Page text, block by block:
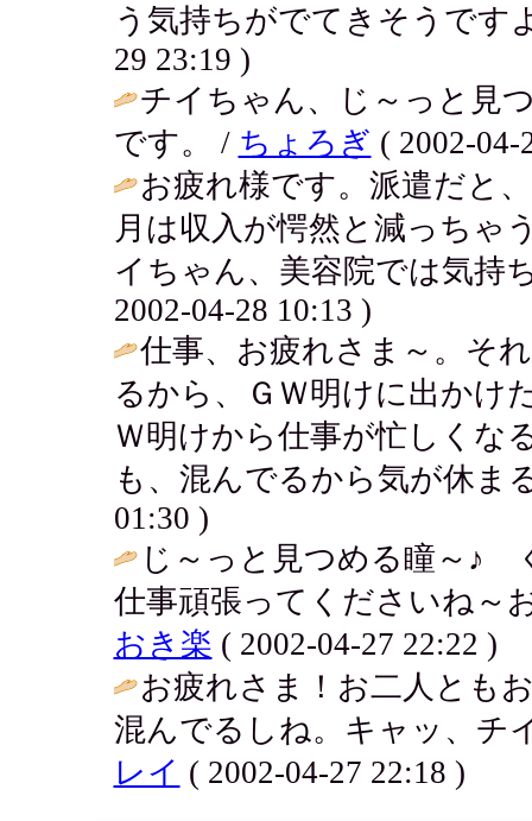
う気持ちがでてきそうです
29 23:19 )
チイちゃん、じ～っと見
です。 / ちょろぎ ( 2002-04-
お疲れ様です。派遣だと
月は収入が愕然と減っちゃ
イちゃん、美容院では気持
2002-04-28 10:13 )
仕事、お疲れさま～。そ
るから、ＧＷ明けに出か
Ｗ明けから仕事が忙しくな
も、混んでるから気が休
01:30 )
じ～っと見つめる瞳～
仕事頑張ってくださいね～
おき楽 ( 2002-04-27 22:22 )
お疲れさま！お二人とも
混んでるしね。キャッ、
レイ ( 2002-04-27 22:18 )